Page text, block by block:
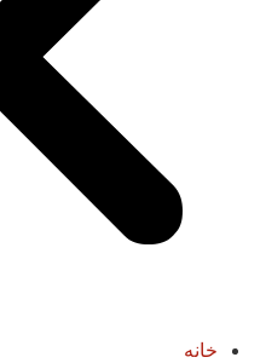
خانه